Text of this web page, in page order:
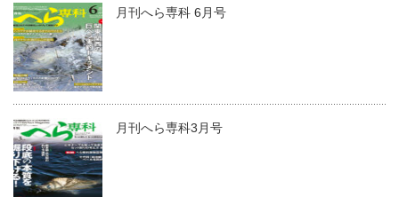
月刊へら専科 6月号
月刊へら専科3月号